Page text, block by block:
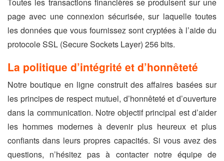
page avec une connexion sécurisée, sur laquelle toutes
les données que vous fournissez sont cryptées à l’aide du
protocole SSL (Secure Sockets Layer) 256 bits.
La politique d’intégrité et d’honnêteté
Notre boutique en ligne construit des affaires basées sur
les principes de respect mutuel, d’honnêteté et d’ouverture
dans la communication. Notre objectif principal est d’aider
les hommes modernes à devenir plus heureux et plus
confiants dans leurs propres capacités. Si vous avez des
questions, n’hésitez pas à contacter notre équipe de